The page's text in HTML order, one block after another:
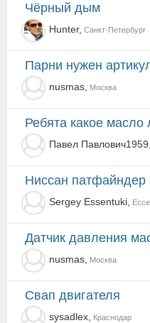
Чёрный дым
Hunter, Санкт-Петербург
Парни нужен артикул блока управления
nusmas, Москва
ребята какое масло
Павел Павлович1959,
Ниссан патфайндер
Sergey Essentuki,
датчик давления масла
nusmas, Москва
Свап двигателя
sysadlex, Краснодар